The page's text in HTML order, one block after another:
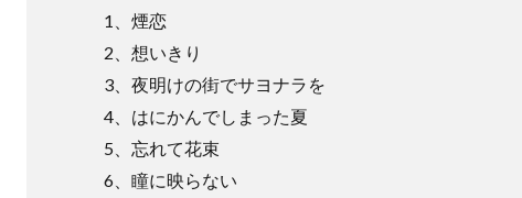
1、煙恋
2、想いきり
3、夜明けの街でサヨナラを
4、はにかんでしまった夏
5、忘れて花束
6、瞳に映らない